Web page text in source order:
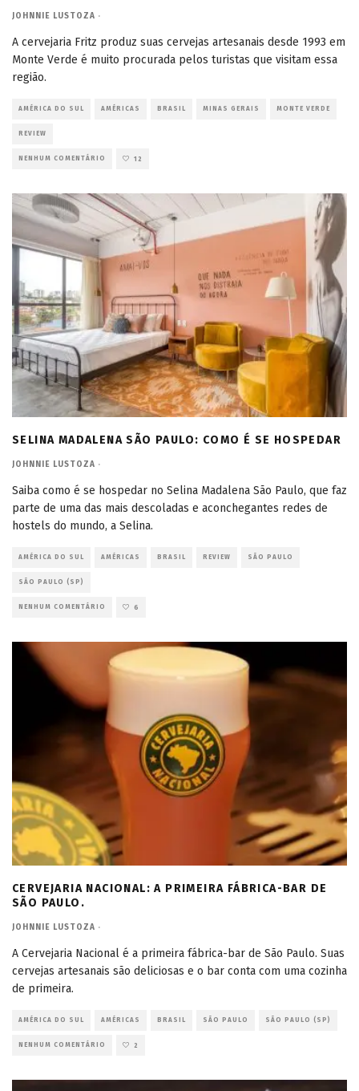
JOHNNIE LUSTOZA ·
A cervejaria Fritz produz suas cervejas artesanais desde 1993 em
Monte Verde é muito procurada pelos turistas que visitam essa
região.
AMÉRICA DO SUL AMÉRICAS BRASIL MINAS GERAIS MONTE VERDE
REVIEW
NENHUM COMENTÁRIO 12
SELINA MADALENA SÃO PAULO: COMO É SE HOSPEDAR
JOHNNIE LUSTOZA ·
Saiba como é se hospedar no Selina Madalena São Paulo, que faz
parte de uma das mais descoladas e aconchegantes redes de
hostels do mundo, a Selina.
AMÉRICA DO SUL AMÉRICAS BRASIL REVIEW SÃO PAULO
SÃO PAULO (SP)
NENHUM COMENTÁRIO 6
CERVEJARIA NACIONAL: A PRIMEIRA FÁBRICA-BAR DE
SÃO PAULO.
JOHNNIE LUSTOZA ·
A Cervejaria Nacional é a primeira fábrica-bar de São Paulo. Suas
cervejas artesanais são deliciosas e o bar conta com uma cozinha
de primeira.
AMÉRICA DO SUL AMÉRICAS BRASIL SÃO PAULO SÃO PAULO (SP)
NENHUM COMENTÁRIO 2